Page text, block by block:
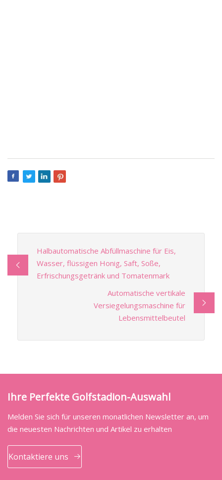
Halbautomatische Abfüllmaschine für Eis,
Wasser, flüssigen Honig, Saft, Soße,
Erfrischungsgetränk und Tomatenmark
Automatische vertikale
Versiegelungsmaschine für
Lebensmittelbeutel
Ihre Perfekte Golfstadion-Auswahl
Melden Sie sich für unseren monatlichen Newsletter an, um
die neuesten Nachrichten und Artikel zu erhalten
Kontaktiere uns